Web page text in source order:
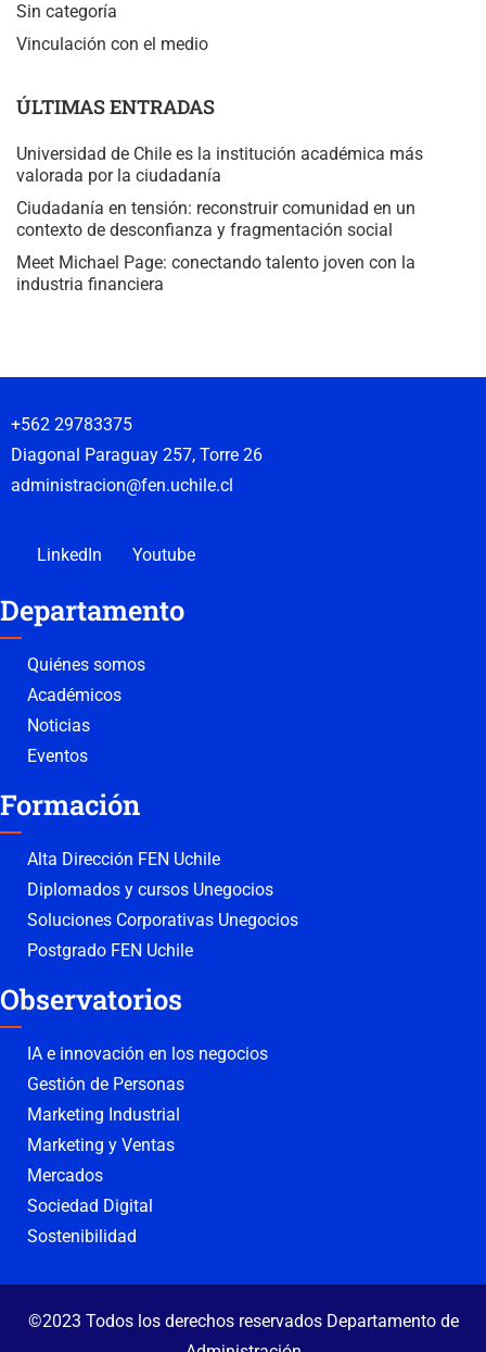
Sin categoría
Vinculación con el medio
ÚLTIMAS ENTRADAS
Universidad de Chile es la institución académica más
valorada por la ciudadanía
Ciudadanía en tensión: reconstruir comunidad en un
contexto de desconfianza y fragmentación social
Meet Michael Page: conectando talento joven con la
industria financiera
+562 29783375
Diagonal Paraguay 257, Torre 26
administracion@fen.uchile.cl
LinkedIn Youtube
Departamento
Quiénes somos
Académicos
Noticias
Eventos
Formación
Alta Dirección FEN Uchile
Diplomados y cursos Unegocios
Soluciones Corporativas Unegocios
Postgrado FEN Uchile
Observatorios
IA e innovación en los negocios
Gestión de Personas
Marketing Industrial
Marketing y Ventas
Mercados
Sociedad Digital
Sostenibilidad
©2023 Todos los derechos reservados Departamento de